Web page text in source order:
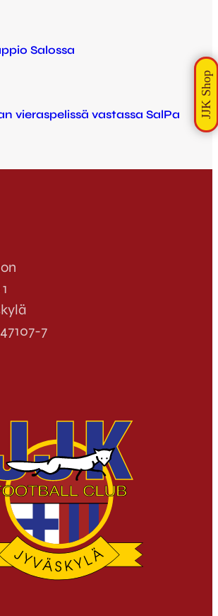
Salossa
vieraspelissä vastassa SalPa
7